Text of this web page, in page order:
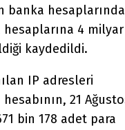
banka
4 milyar
kaydedildi.
IP adresleri
21
bin 178 adet para